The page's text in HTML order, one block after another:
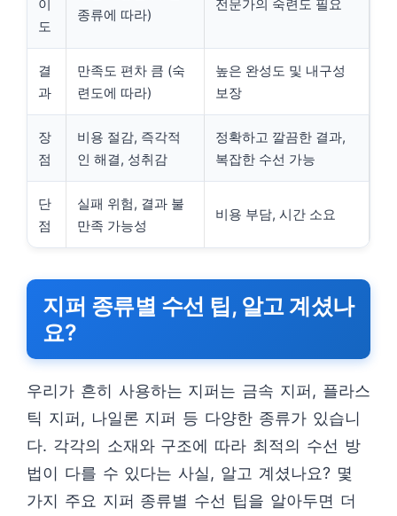
이
도
종류에 따라)
전문가의 숙련도 필요
결
과
만족도 편차 큼 (숙
련도에 따라)
높은 완성도 및 내구성
보장
장
점
비용 절감, 즉각적
인 해결, 성취감
정확하고 깔끔한 결과,
복잡한 수선 가능
단
점
실패 위험, 결과 불
만족 가능성
비용 부담, 시간 소요
지퍼 종류별 수선 팁, 알고 계셨나
요?
우리가 흔히 사용하는 지퍼는 금속 지퍼, 플라스
틱 지퍼, 나일론 지퍼 등 다양한 종류가 있습니
다. 각각의 소재와 구조에 따라 최적의 수선 방
법이 다를 수 있다는 사실, 알고 계셨나요? 몇
가지 주요 지퍼 종류별 수선 팁을 알아두면 더